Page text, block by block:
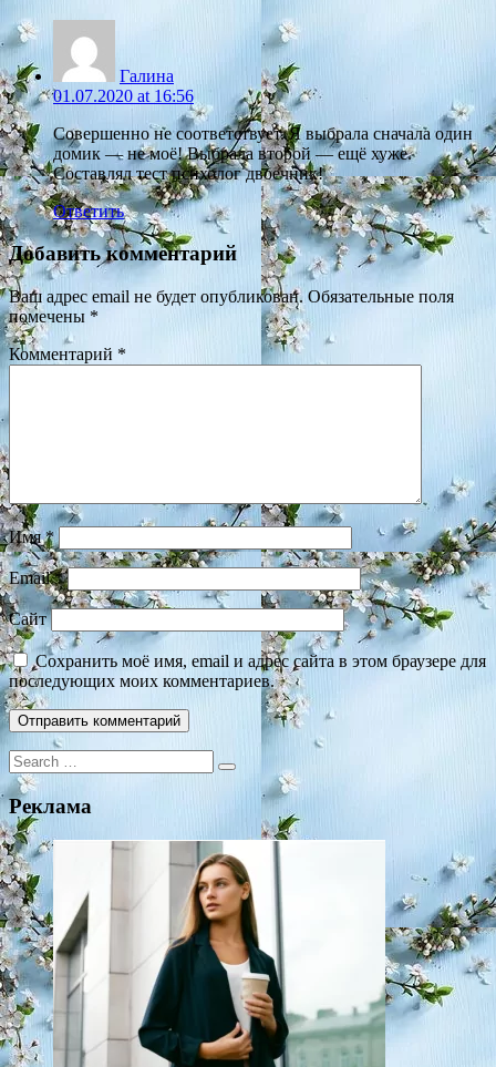
Галина
01.07.2020 at 16:56
Совершенно не соответствует. Я выбрала сначала один
домик — не моё! Выбрала второй — ещё хуже.
Составлял тест психолог двоечник!
Ответить
Добавить комментарий
Ваш адрес email не будет опубликован. Обязательные поля
помечены *
Комментарий *
Имя*
Email*
Сайт
Сохранить моё имя, email и адрес сайта в этом браузере для
последующих моих комментариев.
Search
for:
Реклама